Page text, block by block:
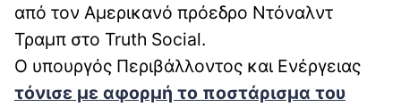
από τον Αμερικανό πρόεδρο Ντόναλντ
Τραμπ στο Truth Social.
Ο υπουργός Περιβάλλοντος και Ενέργειας
τόνισε με αφορμή το ποστάρισμα του